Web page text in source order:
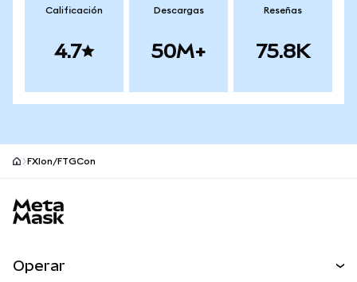
Calificación
4.7
Descargas
50M+
Reseñas
75.8K
FXIon/FTGCon
Operar